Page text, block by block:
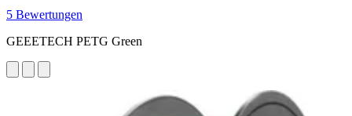
5 Bewertungen
GEEETECH PETG Green